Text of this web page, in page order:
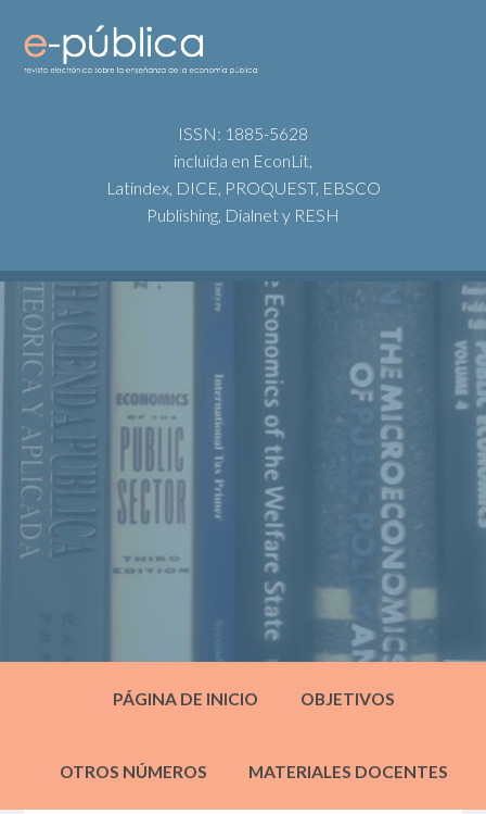
ISSN: 1885-5628
incluida en EconLit,
Latindex, DICE, PROQUEST, EBSCO
Publishing, Dialnet y RESH
PÁGINA DE INICIO OBJETIVOS
OTROS NÚMEROS MATERIALES DOCENTES